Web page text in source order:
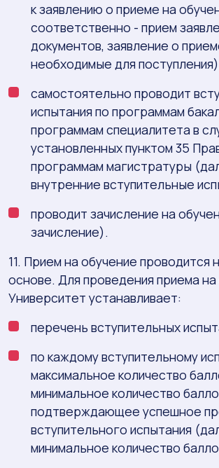
к заявлению о приеме на
соответственно - прием
документов, заявление о
необходимые для
самостоятельно проводит
испытания по программам
программам специалитета в
установленных пунктом 35
программам магистратуры
внутренние вступительные
проводит зачисление на
зачисление).
11. Прием на обучение проводится
основе. Для проведения приема на
Университет устанавливает:
перечень вступительных
по каждому вступительному
максимальное количество
минимальное количество
подтверждающее успешное
вступительного испытания
минимальное количество